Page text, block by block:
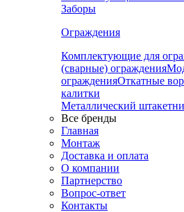
Заборы
Ограждения
Комплектующие для
(сварные) ограждения
огражденияОткатные
калитки
Металлический
Все бренды
Главная
Монтаж
Доставка и оплата
О компании
Партнерство
Вопрос-ответ
Контакты